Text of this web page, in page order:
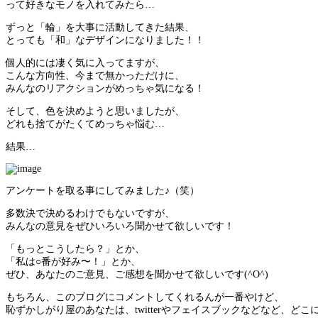
って好きなモノを入れてみたら…
ずっと「輪」を大事に活動してきた結果、
とっても「和」なデザインになりました！！
個人的には凄く気に入ってますが、
こんな方向性、今まで無かっただけに、
みんなのリアクションがめっちゃ気になる！
そして、色を決めようと思いましたが、
どれも捨てがたくてめっちゃ悩む…
結果…
アンケートを取る事にしてみました♪（笑）
多数決で決めるわけでもないですが、
みんなの意見をぜひいろいろ聞かせて欲しいです！
「もっとこうしたら？」とか、
「私は○番が好み〜！」とか、
ぜひ、あなたのご意見、ご感想を聞かせて欲しいです(^O^)
もちろん、このブログにコメントしてくれるんが一番やけど、
恥ずかしがり屋のあなたは、twitterやフェイスブックなどなど、どこ